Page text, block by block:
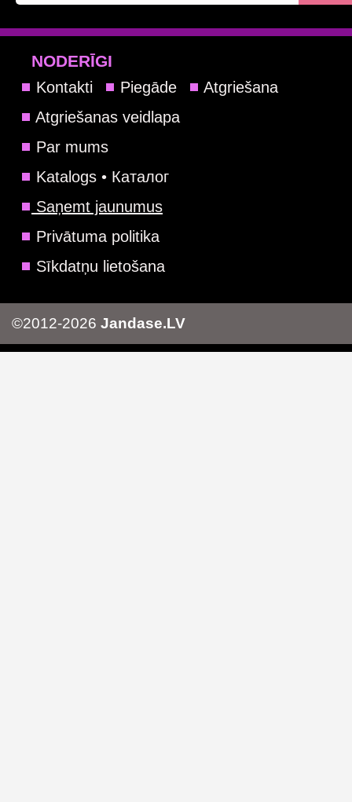
NODERĪGI
Kontakti Piegāde
Atgriešana
Atgriešanas veidlapa
Par mums
Katalogs • Каталог
Saņemt jaunumus
Privātuma politika
Sīkdatņu lietošana
©2012-2026 Jandase.LV